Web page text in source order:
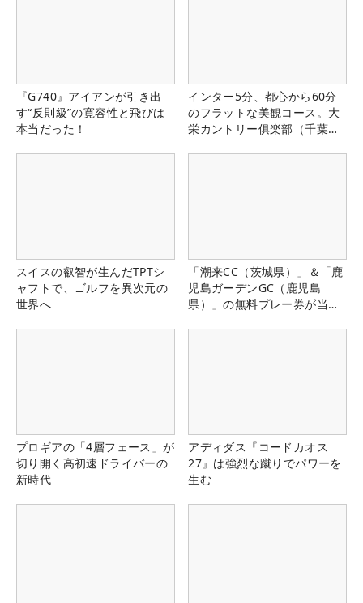
『G740』アイアンが引き出
す“反則級”の寛容性と飛びは
本当だった！
インター5分、都心から60分
のフラットな美観コース。大
栄カントリー俱楽部（千葉
スイスの叡智が生んだTPTシ
ャフトで、ゴルフを異次元の
世界へ
「潮来CC（茨城県）」＆「鹿
児島ガーデンGC（鹿児島
県）」の無料プレー券が当た
プロギアの「4層フェース」が
切り開く高初速ドライバーの
新時代
アディダス『コードカオス
27』は強烈な蹴りでパワーを
生む